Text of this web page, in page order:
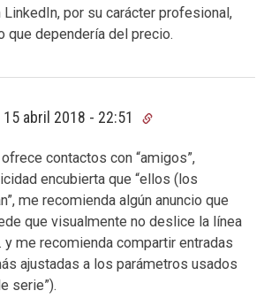
por su carácter profesional,
que dependería del precio.
15 abril 2018 - 22:51
contactos con “amigos”,
encubierta que “ellos (los
me recomienda algún anuncio que
que visualmente no deslice la línea
me recomienda compartir entradas
ajustadas a los parámetros usados
serie”).